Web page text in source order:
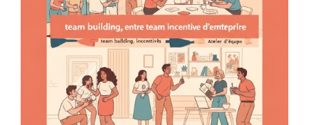
votre
événement
2026